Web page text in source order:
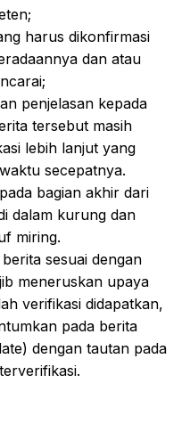
harus dikonfirmasi
dan atau
penjelasan kepada
tersebut masih
lebih lanjut yang
secepatnya.
bagian akhir dari
dalam kurung dan
miring.
sesuai dengan
meneruskan upaya
verifikasi didapatkan,
pada berita
dengan tautan pada